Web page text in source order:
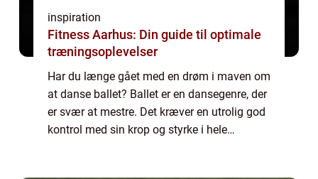
inspiration
Fitness Aarhus: Din guide til optimale
træningsoplevelser
Har du længe gået med en drøm i maven om
at danse ballet? Ballet er en dansegenre, der
er svær at mestre. Det kræver en utrolig god
kontrol med sin krop og styrke i hele